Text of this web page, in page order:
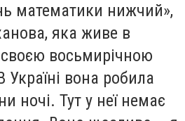
математики нижчий»,
яка живе в
восьмирічною
вона робила
ночі. Тут у неї немає